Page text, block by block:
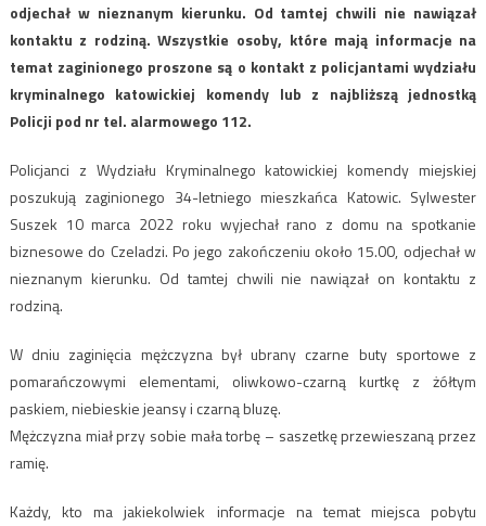
odjechał w nieznanym kierunku. Od tamtej chwili nie nawiązał
kontaktu z rodziną. Wszystkie osoby, które mają informacje na
temat zaginionego proszone są o kontakt z policjantami wydziału
kryminalnego katowickiej komendy lub z najbliższą jednostką
Policji pod nr tel. alarmowego 112.
Policjanci z Wydziału Kryminalnego katowickiej komendy miejskiej
poszukują zaginionego 34-letniego mieszkańca Katowic. Sylwester
Suszek 10 marca 2022 roku wyjechał rano z domu na spotkanie
biznesowe do Czeladzi. Po jego zakończeniu około 15.00, odjechał w
nieznanym kierunku. Od tamtej chwili nie nawiązał on kontaktu z
rodziną.
W dniu zaginięcia mężczyzna był ubrany czarne buty sportowe z
pomarańczowymi elementami, oliwkowo-czarną kurtkę z żółtym
paskiem, niebieskie jeansy i czarną bluzę.
Mężczyzna miał przy sobie mała torbę – saszetkę przewieszaną przez
ramię.
Każdy, kto ma jakiekolwiek informacje na temat miejsca pobytu